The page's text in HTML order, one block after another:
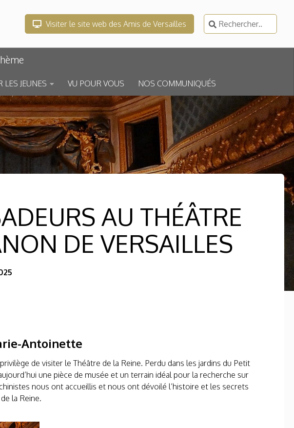
Visiter le site web des Amis de Versailles
Rechercher :
LES JEUNES VU POUR VOUS NOS COMMUNIQUÉS
AU THÉÂTRE
DE VERSAILLES
Antoinette
de visiter le Théâtre de la Reine. Perdu dans les jardins du Petit
une pièce de musée et un terrain idéal pour la recherche sur
nous ont accueillis et nous ont dévoilé l’histoire et les secrets
la Reine.